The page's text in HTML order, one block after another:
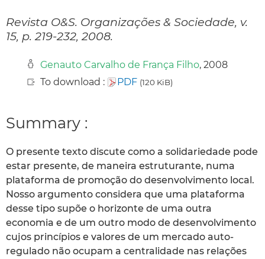
Revista O&S. Organizações & Sociedade, v.
15, p. 219-232, 2008.
Genauto Carvalho de França Filho, 2008
To download :
PDF (120 KiB)
Summary :
O presente texto discute como a solidariedade pode
estar presente, de maneira estruturante, numa
plataforma de promoção do desenvolvimento local.
Nosso argumento considera que uma plataforma
desse tipo supõe o horizonte de uma outra
economia e de um outro modo de desenvolvimento
cujos princípios e valores de um mercado auto-
regulado não ocupam a centralidade nas relações